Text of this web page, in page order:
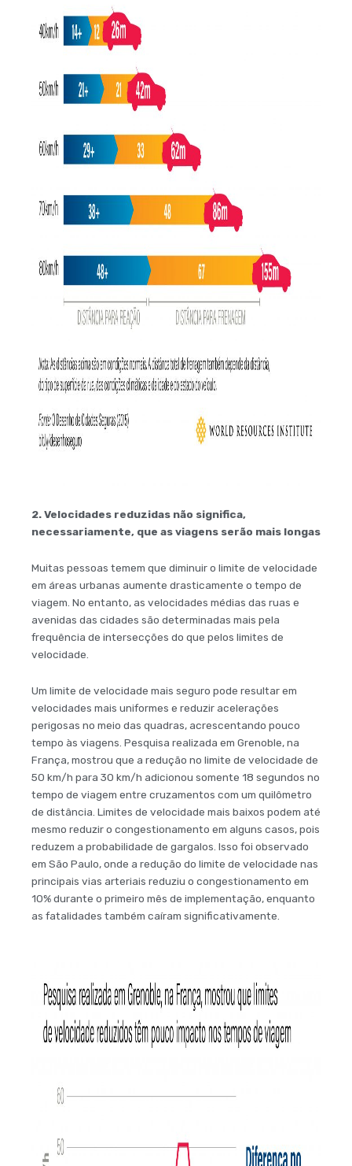
2. Velocidades reduzidas não significa,
necessariamente, que as viagens serão mais longas
Muitas pessoas temem que diminuir o limite de velocidade
em áreas urbanas aumente drasticamente o tempo de
viagem. No entanto, as velocidades médias das ruas e
avenidas das cidades são determinadas mais pela
frequência de intersecções do que pelos limites de
velocidade.
Um limite de velocidade mais seguro pode resultar em
velocidades mais uniformes e reduzir acelerações
perigosas no meio das quadras, acrescentando pouco
tempo às viagens. Pesquisa realizada em Grenoble, na
França, mostrou que a redução no limite de velocidade de
50 km/h para 30 km/h adicionou somente 18 segundos no
tempo de viagem entre cruzamentos com um quilômetro
de distância. Limites de velocidade mais baixos podem até
mesmo reduzir o congestionamento em alguns casos, pois
reduzem a probabilidade de gargalos. Isso foi observado
em São Paulo, onde a redução do limite de velocidade nas
principais vias arteriais reduziu o congestionamento em
10% durante o primeiro mês de implementação, enquanto
as fatalidades também caíram significativamente.